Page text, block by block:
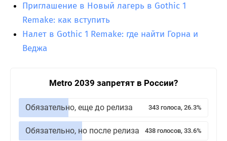
Приглашение в Новый лагерь в Gothic 1
Remake: как вступить
Налет в Gothic 1 Remake: где найти Горна и
Веджа
Metro 2039 запретят в России?
Обязательно, еще до релиза 343 голоса, 26.3%
Обязательно, но после релиза 438 голосов, 33.6%